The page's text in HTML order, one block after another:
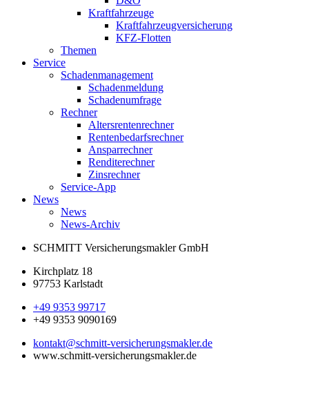
Kraftfahrzeuge
Kraftfahrzeugversicherung
KFZ-Flotten
Themen
Service
Schadenmanagement
Schadenmeldung
Schadenumfrage
Rechner
Altersrentenrechner
Rentenbedarfsrechner
Ansparrechner
Renditerechner
Zinsrechner
Service-App
News
News
News-Archiv
SCHMITT Versicherungsmakler GmbH
Kirchplatz 18
97753 Karlstadt
+49 9353 99717
+49 9353 9090169
kontakt@schmitt-versicherungsmakler.de
www.schmitt-versicherungsmakler.de